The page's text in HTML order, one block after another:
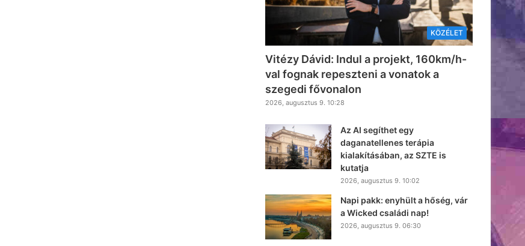
KÖZÉLET
Vitézy Dávid: Indul a projekt, 160km/h-
val fognak repeszteni a vonatok a
szegedi fővonalon
2026, augusztus 9. 10:28
Az AI segíthet egy
daganatellenes terápia
kialakításában, az SZTE is
kutatja
2026, augusztus 9. 10:02
Napi pakk: enyhült a hőség, vár
a Wicked családi nap!
2026, augusztus 9. 06:30